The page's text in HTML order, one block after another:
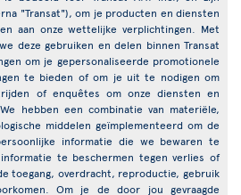
"Transat"), om je producten en diensten
aan onze wettelijke verplichtingen. Met
deze gebruiken en delen binnen Transat
om je gepersonaliseerde promotionele
te bieden of om je uit te nodigen om
of enquêtes om onze diensten en
hebben een combinatie van materiële,
middelen geïmplementeerd om de
informatie die we bewaren te
te beschermen tegen verlies of
toegang, overdracht, reproductie, gebruik
Om je de door jou gevraagde